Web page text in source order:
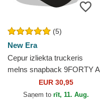
(5)
New Era
Cepur izliekta truckeris
melns snapback 9FORTY A
Frame Tonal no Los Angeles
Lakers NBA no New Era
EUR 30,95
Saņem to rīt, 11. Aug.